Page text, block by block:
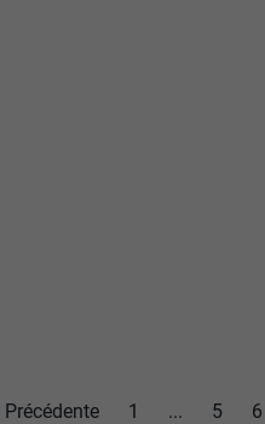
Précédente 1 ... 5 6